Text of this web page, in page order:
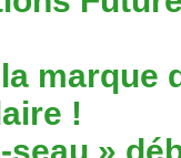
marque
!